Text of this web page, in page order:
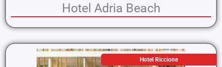
Hotel Adria Beach
Hotel Riccione